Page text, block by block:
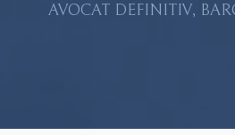
AVOCAT DEFINITIV,